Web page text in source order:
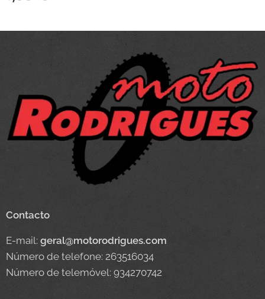
Contacto
E-mail: geral@motorodrigues.com
Número de telefone: 263516034
Número de telemóvel: 934270742